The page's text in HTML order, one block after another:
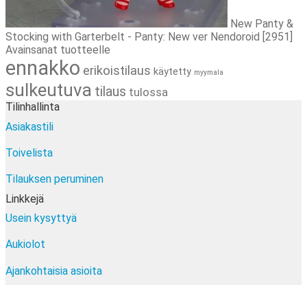
New Panty &
Stocking with Garterbelt - Panty: New ver Nendoroid [2951]
Avainsanat tuotteelle
ennakko erikoistilaus käytetty myymala
sulkeutuva tilaus tulossa
Tilinhallinta
Asiakastili
Toivelista
Tilauksen peruminen
Linkkejä
Usein kysyttyä
Aukiolot
Ajankohtaisia asioita